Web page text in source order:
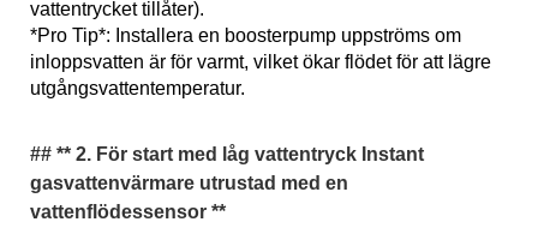
vattentrycket tillåter).
*Pro Tip*: Installera en boosterpump uppströms om
inloppsvatten är för varmt, vilket ökar flödet för att lägre
utgångsvattentemperatur.
## ** 2. För start med låg vattentryck Instant
gasvattenvärmare utrustad med en
vattenflödessensor **